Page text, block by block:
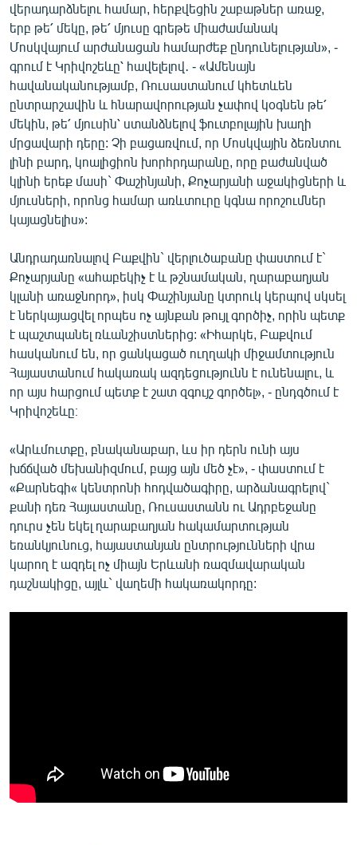
վերադարձնելու համար, հերքվեցին շաբաթներ առաջ,
երբ թե՛ մեկը, թե՛ մյուսը գրեթե միաժամանակ
Մոսկվայում արժանացան համարժեք ընդունելության», -
գրում է Կրիվոշեևը՝ հավելելով․ - «Ամենայն
հավանականությամբ, Ռուսաստանում կհետևեն
ընտրարշավին և հնարավորության չափով կօգնեն թե՛
մեկին, թե՛ մյուսին՝ ստանձնելով ֆուտբոլային խաղի
մրցավարի դերը: Չի բացառվում, որ Մոսկվային ձեռնտու
լինի բարդ, կոալիցիոն խորհրդարանը, որը բաժանված
կլինի երեք մասի` Փաշինյանի, Քոչարյանի աջակիցների և
մյուսների, որոնց համար առևտուրը կգնա որոշումներ
կայացնելիս»:
Անդրադառնալով Բաքվին` վերլուծաբանը փաստում է`
Քոչարյանը «ահաբեկիչ է և թշնամական, ղարաբաղյան
կլանի առաջնորդ», իսկ Փաշինյանը կտրուկ կերպով սկսել
է ներկայացվել որպես ոչ այնքան թույլ գործիչ, որին պետք
է պաշտպանել ռևանշիստներից: «Իհարկե, Բաքվում
հասկանում են, որ ցանկացած ուղղակի միջամտություն
Հայաստանում հակառակ ազդեցությունն է ունենալու, և
որ այս հարցում պետք է շատ զգույշ գործել», - ընդգծում է
Կրիվոշեևը։
«Արևմուտքը, բնականաբար, ևս իր դերն ունի այս
խճճված մեխանիզմում, բայց այն մեծ չէ», - փաստում է
«Քարնեգի« կենտրոնի հոդվածագիրը, արձանագրելով`
քանի դեռ Հայաստանը, Ռուսաստանն ու Ադրբեջանը
դուրս չեն եկել ղարաբաղյան հակամարտության
եռանկյունուց, հայաստանյան ընտրությունների վրա
կարող է ազդել ոչ միայն Երևանի ռազմավարական
դաշնակիցը, այլև` վաղեմի հակառակորդը: